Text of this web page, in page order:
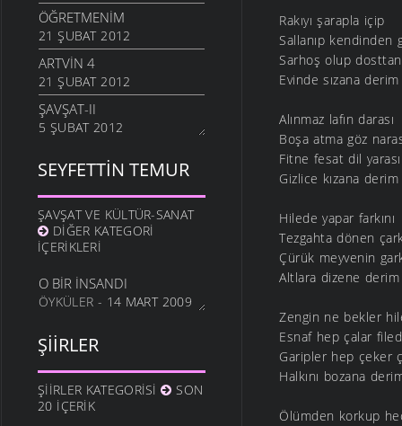
ÖĞRETMENIM
21 ŞUBAT 2012
ARTVIN 4
21 ŞUBAT 2012
ŞAVŞAT-II
5 ŞUBAT 2012
25 OCAK 2012
METINE
17 OCAK 2012
HALA OĞLU
NE OLUR OĞUL
20 ARALIK 2011
DURDUM
10 ARALIK 2011
ANAM
3 ARALIK 2011
SEYFETTIN TEMUR
ŞAVŞAT VE KÜLTÜR-SANAT
DIĞER KATEGORI
İÇERIKLERI
O BIR İNSANDI
ÖYKÜLER - 14 MART 2009
ŞIIRLER
ŞIIRLER KATEGORISI
SON
20 İÇERIK
Rakıyı şarapla içip
Sallanıp kendinden
Sarhoş olup dosttan
Evinde sızana derim
Alınmaz lafın darası
Boşa atma göz
Fitne fesat dil yarası
Gizlice kızana derim
Hilede yapar farkını
Tezgahta dönen
Çürük meyvenin
Altlara dizene derim
Zengin ne bekler
Esnaf hep çalar
Garipler hep çeker
Halkını bozana
Ölümden korkup